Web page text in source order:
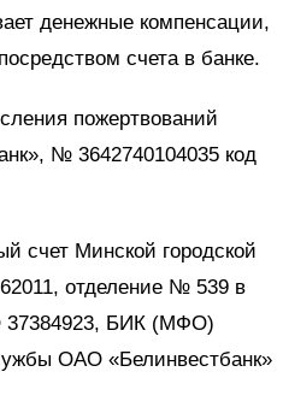
денежные компенсации,
счета в банке.
пожертвований
№ 3642740104035 код
счет Минской городской
отделение № 539 в
37384923, БИК (МФО)
ОАО «Белинвестбанк»